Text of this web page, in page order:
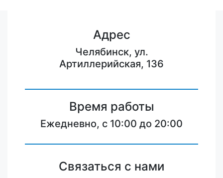
Адрес
Челябинск, ул.
Артиллерийская, 136
Время работы
Ежедневно, с 10:00 до 20:00
Связаться с нами